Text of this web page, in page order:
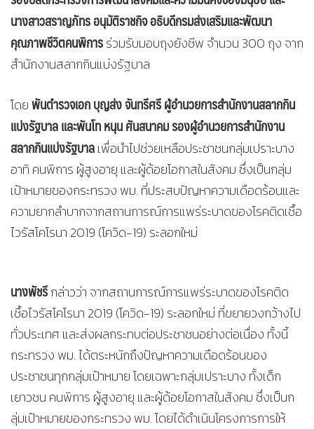
นางสาวสราญภัทร อนุมัติราชกิจ อธิบดีกรมส่งเสริมและพัฒนา
คุณภาพชีวิตคนพิการร่วมรับมอบถุงยังชีพ จำนวน 300 ถุง จาก
สำนักงานสลากกินแบ่งรัฐบาล
โดยพันตำรวจเอก บุญส่ง จันทรีศรี ผู้อำนวยการสำนักงานสลากกิน
แบ่งรัฐบาล และพันโท หนุน ศันสนาคม รองผู้อำนวยการสำนักงาน
สลากกินแบ่งรัฐบาลเพื่อนำไปช่วยเหลือประชาชนกลุ่มเปราะบาง
อาทิ คนพิการ ผู้สูงอายุ และผู้ด้อยโอกาสในสังคม ซึ่งเป็นกลุ่ม
เป้าหมายของกระทรวง พม. ที่ประสบปัญหาความเดือดร้อนและ
ความยากลำบากจากสถานการณ์การแพร่ระบาดของโรคติดเชื้อ
ไวรัสโคโรนา 2019 (โควิด-19) ระลอกใหม่
นางพัชรีกล่าวว่า จากสถานการณ์การแพร่ระบาดของโรคติด
เชื้อไวรัสโคโรนา 2019 (โควิด-19) ระลอกใหม่ ที่ขยายวงกว้างไป
ทั่วประเทศ และส่งผลกระทบต่อประชาชนอย่างต่อเนื่อง ทั้งนี้
กระทรวง พม. ได้ตระหนักถึงปัญหาความเดือดร้อนของ
ประชาชนทุกกลุ่มเป้าหมาย โดยเฉพาะกลุ่มเปราะบาง ทั้งเด็ก
เยาวชน คนพิการ ผู้สูงอายุ และผู้ด้อยโอกาสในสังคม ซึ่งเป็นก
ลุ่มเป้าหมายของกระทรวง พม. โดยได้ดำเนินโครงการการให้